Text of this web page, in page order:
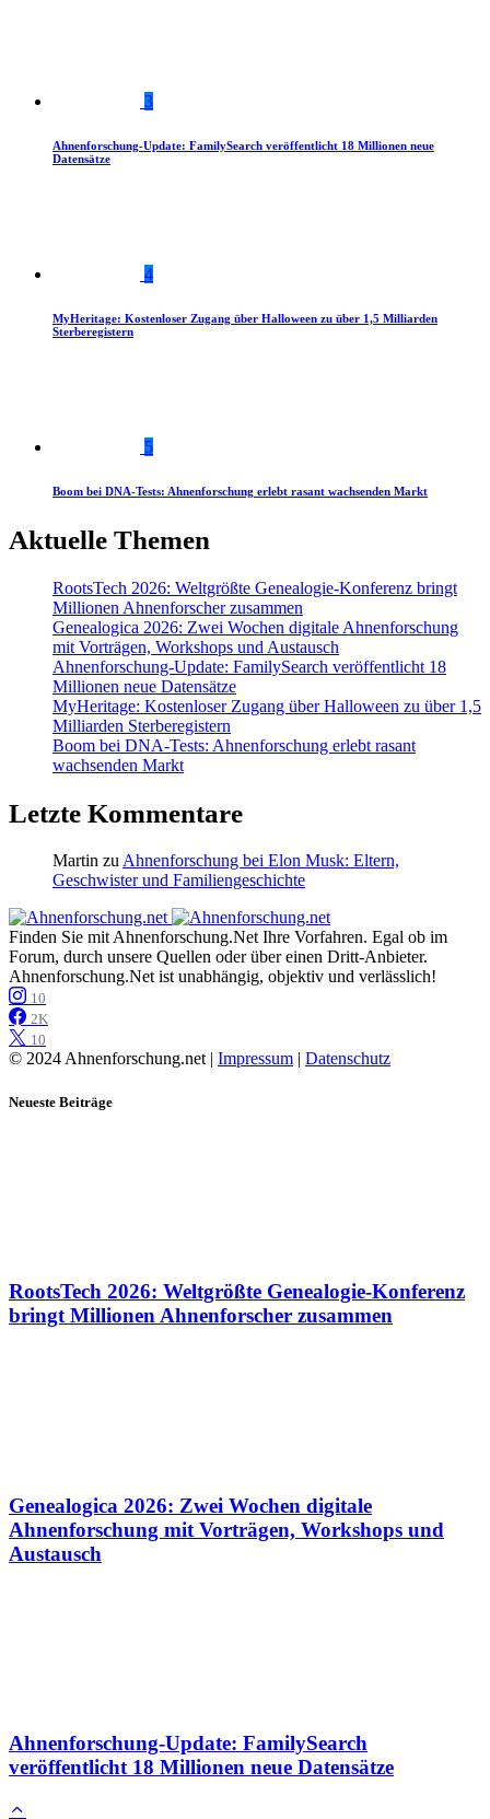
3
Ahnenforschung-Update: FamilySearch veröffentlicht 18 Millionen neue
Datensätze
4
MyHeritage: Kostenloser Zugang über Halloween zu über 1,5 Milliarden
Sterberegistern
5
Boom bei DNA-Tests: Ahnenforschung erlebt rasant wachsenden Markt
Aktuelle Themen
RootsTech 2026: Weltgrößte Genealogie-Konferenz bringt
Millionen Ahnenforscher zusammen
Genealogica 2026: Zwei Wochen digitale Ahnenforschung
mit Vorträgen, Workshops und Austausch
Ahnenforschung-Update: FamilySearch veröffentlicht 18
Millionen neue Datensätze
MyHeritage: Kostenloser Zugang über Halloween zu über 1,5
Milliarden Sterberegistern
Boom bei DNA-Tests: Ahnenforschung erlebt rasant
wachsenden Markt
Letzte Kommentare
Martin zu Ahnenforschung bei Elon Musk: Eltern,
Geschwister und Familiengeschichte
Finden Sie mit Ahnenforschung.Net Ihre Vorfahren. Egal ob im
Forum, durch unsere Quellen oder über einen Dritt-Anbieter.
Ahnenforschung.Net ist unabhängig, objektiv und verlässlich!
10
2K
10
© 2024 Ahnenforschung.net | Impressum | Datenschutz
Neueste Beiträge
RootsTech 2026: Weltgrößte Genealogie-Konferenz
bringt Millionen Ahnenforscher zusammen
Genealogica 2026: Zwei Wochen digitale
Ahnenforschung mit Vorträgen, Workshops und
Austausch
Ahnenforschung-Update: FamilySearch
veröffentlicht 18 Millionen neue Datensätze